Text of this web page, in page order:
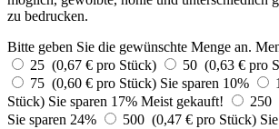
zu bedrucken.
Bitte geben Sie die gewünschte Menge an.
25 (0,67 € pro Stück)
50 (0,63 € pro
75 (0,60 € pro Stück) Sie sparen 10%
Stück) Sie sparen 17% Meist gekauft!
250
Sie sparen 24%
500 (0,47 € pro Stück)